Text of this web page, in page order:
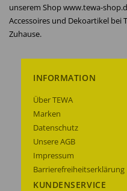
unserem Shop www.tewa-
Accessoires und Dekoartikel bei
Zuhause.
INFORMATION
Über TEWA
Marken
Datenschutz
Unsere AGB
Impressum
Barrierefreiheitserklärung
KUNDENSERVICE